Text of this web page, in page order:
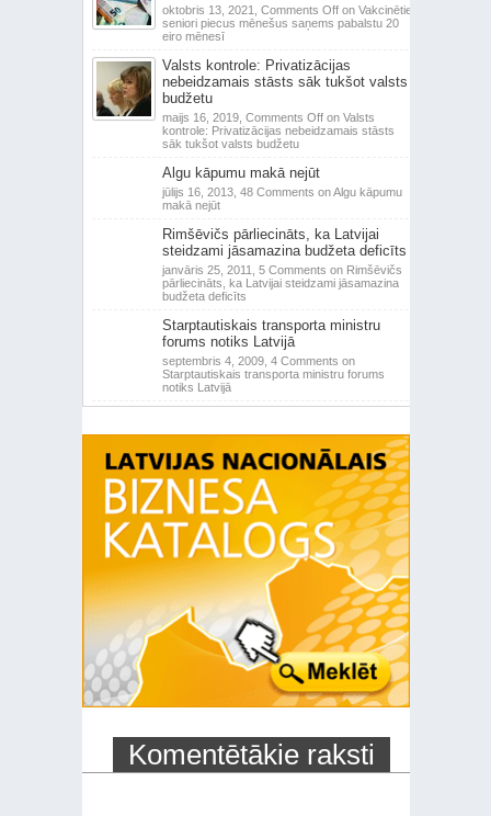
oktobris 13, 2021, Comments Offon Vakcinētie
seniori piecus mēnešus saņems pabalstu 20
eiro mēnesī
Valsts kontrole: Privatizācijas
nebeidzamais stāsts sāk tukšot valsts
budžetu
maijs 16, 2019, Comments Offon Valsts
kontrole: Privatizācijas nebeidzamais stāsts
sāk tukšot valsts budžetu
Algu kāpumu makā nejūt
jūlijs 16, 2013, 48 Comments on Algu kāpumu
makā nejūt
Rimšēvičs pārliecināts, ka Latvijai
steidzami jāsamazina budžeta deficīts
janvāris 25, 2011, 5 Comments on Rimšēvičs
pārliecināts, ka Latvijai steidzami jāsamazina
budžeta deficīts
Starptautiskais transporta ministru
forums notiks Latvijā
septembris 4, 2009, 4 Comments on
Starptautiskais transporta ministru forums
notiks Latvijā
Komentētākie raksti